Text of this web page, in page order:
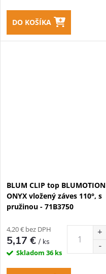
DO KOŠÍKA
BLUM CLIP top BLUMOTION
ONYX vložený záves 110°, s
pružinou - 71B3750
4,20 € bez DPH
5,17 €/ ks
Skladom 36 ks